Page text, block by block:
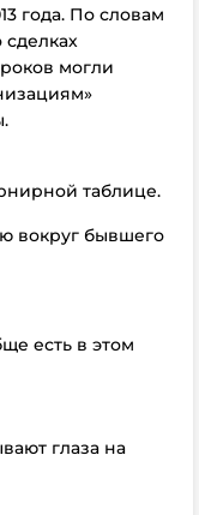
года. По словам
могли
таблице.
вокруг бывшего
есть в этом
глаза на